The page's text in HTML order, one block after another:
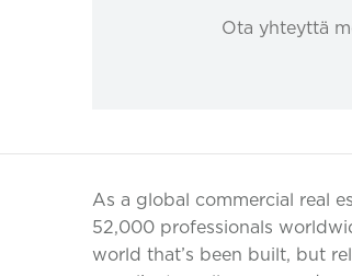
Ota yhteyttä
As a global commercial real
52,000 professionals
world that’s been built, but